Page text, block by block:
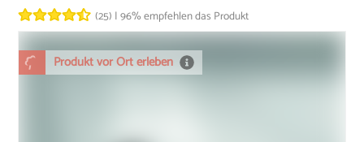
Produkt vor Ort erleben
(25) |96% empfehlen das Produkt